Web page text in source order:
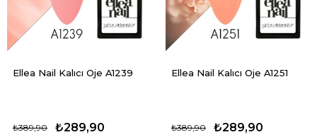
Ellea Nail Kalıcı Oje A1239
₺289,90
₺389,90
Ellea Nail Kalıcı Oje A1251
₺289,90
₺389,90